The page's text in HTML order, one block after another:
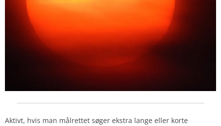
Aktivt, hvis man målrettet søger ekstra lange eller korte